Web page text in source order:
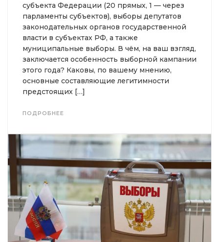
субъекта Федерации (20 прямых, 1 — через
парламенты субъектов), выборы депутатов
законодательных органов государственной
власти в субъектах РФ, а также
муниципальные выборы. В чём, на ваш взгляд,
заключается особенность выборной кампании
этого года? Каковы, по вашему мнению,
основные составляющие легитимности
предстоящих […]
ПОДРОБНЕЕ